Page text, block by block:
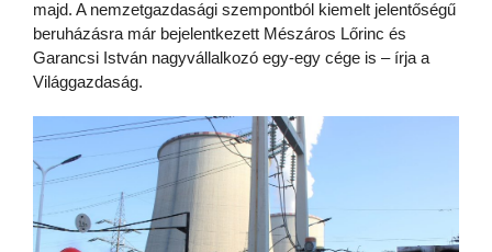
majd. A nemzetgazdasági szempontból kiemelt jelentőségű
beruházásra már bejelentkezett Mészáros Lőrinc és
Garancsi István nagyvállalkozó egy-egy cége is – írja a
Világgazdaság.